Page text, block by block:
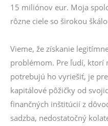
15 miliónov eur. Moja
rôzne ciele so širokou
Vieme, že získanie
problémom. Pre ľudí, ktorí
potrebujú ho vyriešiť, je
kapitálové pôžičky od
finančných inštitúcií z
sadzba, nedostatočný